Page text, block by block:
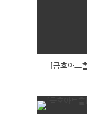
[금호아트